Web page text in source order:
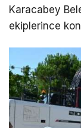
Karacabey
ekiplerince